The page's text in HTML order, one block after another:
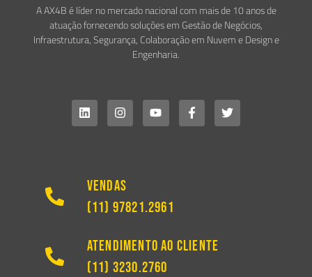
A AX4B é líder no mercado nacional com mais de 10 anos de
atuação fornecendo soluções em Gestão de Negócios,
Infraestrutura, Segurança, Colaboração em Nuvem e Design e
Engenharia.
Vendas
(11) 97821.2961
Atendimento ao Cliente
(11) 3230.2760